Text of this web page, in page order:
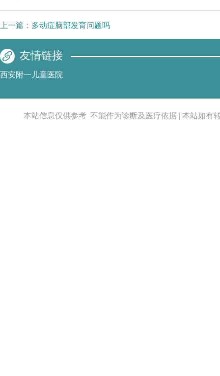
上一篇： 多动症脑部发育问题吗
友情链接
西安附一儿童医院
本站信息仅供参考_不能作为诊断及医疗依据 | 本站如